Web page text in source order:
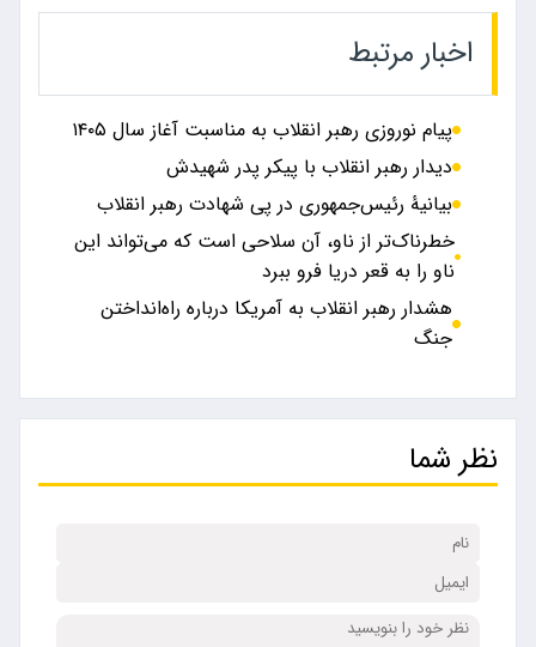
اخبار مرتبط
پیام نوروزی رهبر انقلاب به مناسبت آغاز سال ۱۴۰۵
دیدار رهبر انقلاب با پیکر پدر شهیدش
بیانیۀ رئیس‌جمهوری در پی شهادت رهبر انقلاب
خطرناک‌تر از ناو، آن سلاحی است که می‌تواند این
ناو را به قعر دریا فرو ببرد
هشدار رهبر انقلاب به آمریکا درباره راه‌انداختن
جنگ
نظر شما